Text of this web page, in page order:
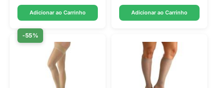
Adicionar ao Carrinho Adicionar ao Carrinho
-55%